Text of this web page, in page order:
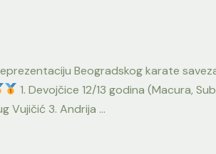
Beogradskog karate
1. Devojčice 12/13 godina (Macura,
Vujičić 3. Andrija …